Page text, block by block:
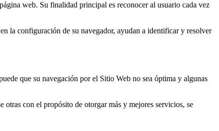
web. Su finalidad principal es reconocer al usuario cada vez
la configuración de su navegador, ayudan a identificar y resolver
que su navegación por el Sitio Web no sea óptima y algunas
con el propósito de otorgar más y mejores servicios, se